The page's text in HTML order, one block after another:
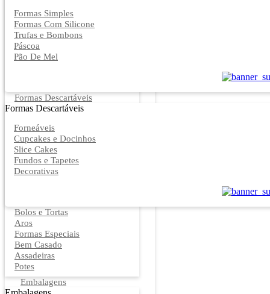
Formas Simples
Formas Com Silicone
Trufas e Bombons
Páscoa
Pão De Mel
Formas Descartáveis
Formas Descartáveis
Forneáveis
Cupcakes e Docinhos
Slice Cakes
Fundos e Tapetes
Decorativas
Bolos e Tortas
Aros
Formas Especiais
Bem Casado
Assadeiras
Potes
Embalagens